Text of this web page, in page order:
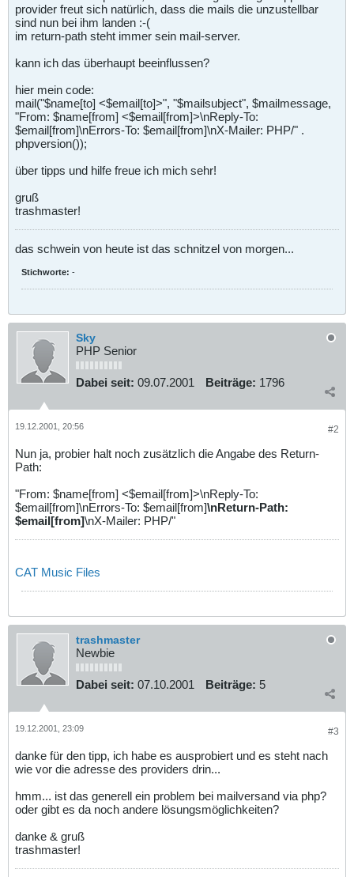
provider freut sich natürlich, dass die mails die unzustellbar
sind nun bei ihm landen :-(
im return-path steht immer sein mail-server.
kann ich das überhaupt beeinflussen?
hier mein code:
mail("$name[to] <$email[to]>", "$mailsubject", $mailmessage,
"From: $name[from] <$email[from]>\nReply-To:
$email[from]\nErrors-To: $email[from]\nX-Mailer: PHP/" .
phpversion());
über tipps und hilfe freue ich mich sehr!
gruß
trashmaster!
das schwein von heute ist das schnitzel von morgen...
Stichworte: -
Sky
PHP Senior
Dabei seit: 09.07.2001 Beiträge: 1796
#2
19.12.2001, 20:56
Nun ja, probier halt noch zusätzlich die Angabe des Return-
Path:
"From: $name[from] <$email[from]>\nReply-To:
$email[from]\nErrors-To: $email[from]\nReturn-Path:
$email[from]\nX-Mailer: PHP/"
CAT Music Files
trashmaster
Newbie
Dabei seit: 07.10.2001 Beiträge: 5
#3
19.12.2001, 23:09
danke für den tipp, ich habe es ausprobiert und es steht nach
wie vor die adresse des providers drin...
hmm... ist das generell ein problem bei mailversand via php?
oder gibt es da noch andere lösungsmöglichkeiten?
danke & gruß
trashmaster!